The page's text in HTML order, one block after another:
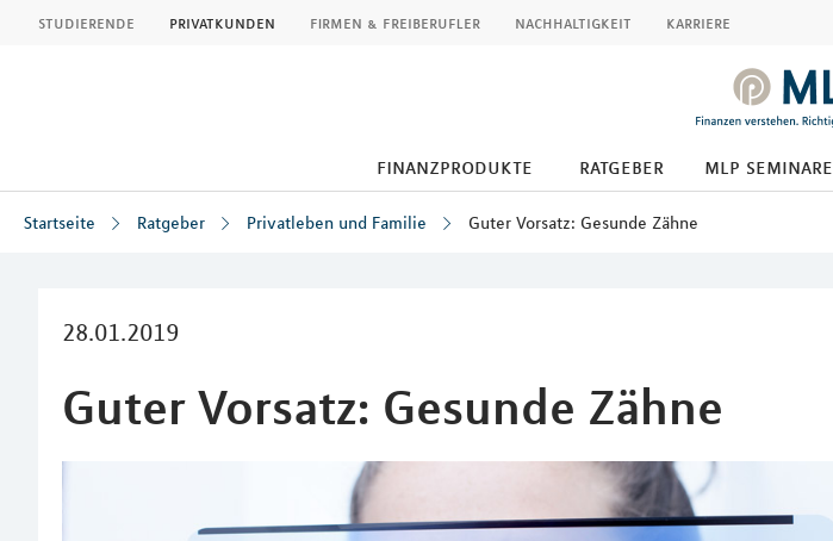
studierende privatkunden firmen & freiberufler nachhaltigkeit karriere
finanzprodukte ratgeber mlp seminare
Startseite Ratgeber Privatleben und Familie Guter Vorsatz: Gesunde Zähne
28.01.2019
Guter Vorsatz: Gesunde Zähne